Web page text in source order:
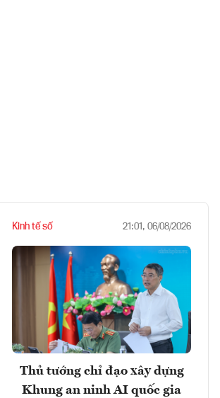
Kinh tế số 21:01, 06/08/2026
Thủ tướng chỉ đạo xây dựng
Khung an ninh AI quốc gia